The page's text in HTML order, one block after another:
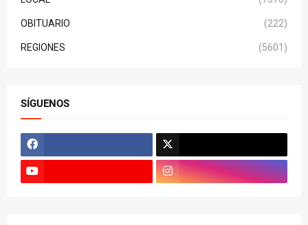
OBITUARIO (222)
REGIONES (5601)
SÍGUENOS